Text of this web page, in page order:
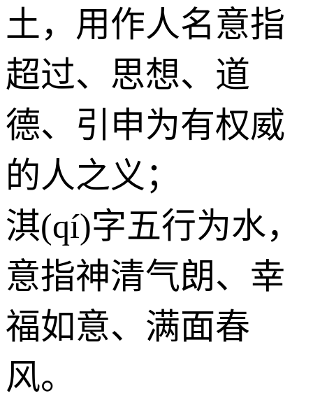
土，用作人名意指
超过、思想、道
德、引申为有权威
的人之义；
淇(qí)字五行为水，
意指神清气朗、幸
福如意、满面春
风。